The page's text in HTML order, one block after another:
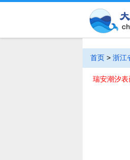
首页 > 浙江
瑞安潮汐